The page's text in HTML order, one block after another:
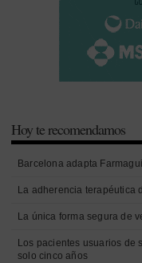
Hoy te recomendamos
Barcelona adapta
La adherencia terapéutica
La única forma segura de
Los pacientes usuarios de
solo cinco años